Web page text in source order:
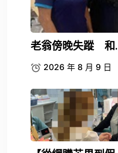
老翁傍晚失蹤 和.
2026 年 8 月 9 日